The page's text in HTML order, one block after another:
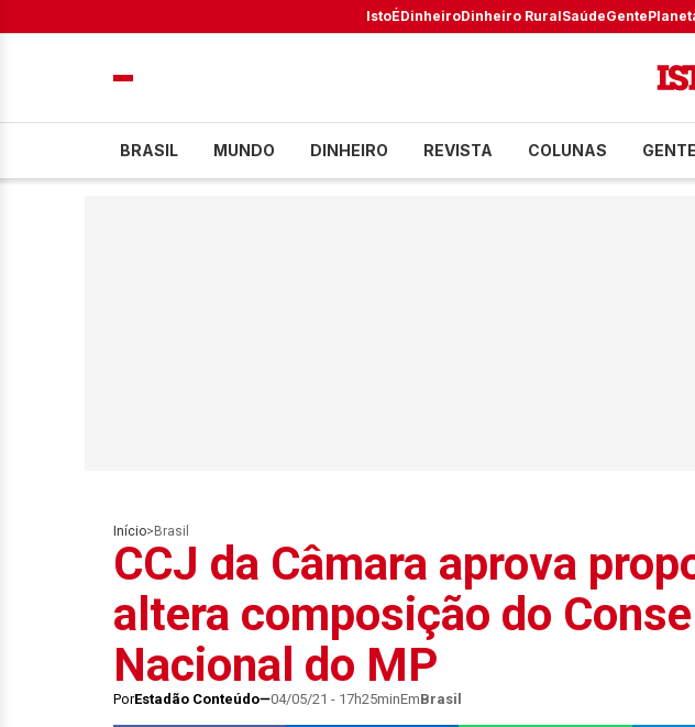
IstoÉDinheiroDinheiro RuralSaúdeGente
BRASIL MUNDO DINHEIRO REVISTA COLUNAS GENTE
Início> Brasil
CCJ da Câmara aprova
altera composição do
Nacional do MP
PorEstadão Conteúdo 04/05/21 - 17h25minEmBrasil